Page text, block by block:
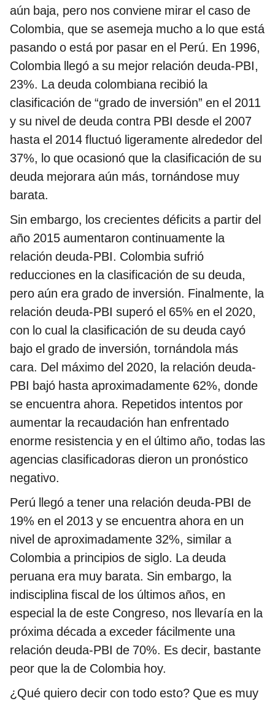
aún baja, pero nos conviene mirar el caso de
Colombia, que se asemeja mucho a lo que está
pasando o está por pasar en el Perú. En 1996,
Colombia llegó a su mejor relación deuda-PBI,
23%. La deuda colombiana recibió la
clasificación de “grado de inversión” en el 2011
y su nivel de deuda contra PBI desde el 2007
hasta el 2014 fluctuó ligeramente alrededor del
37%, lo que ocasionó que la clasificación de su
deuda mejorara aún más, tornándose muy
barata.
Sin embargo, los crecientes déficits a partir del
año 2015 aumentaron continuamente la
relación deuda-PBI. Colombia sufrió
reducciones en la clasificación de su deuda,
pero aún era grado de inversión. Finalmente, la
relación deuda-PBI superó el 65% en el 2020,
con lo cual la clasificación de su deuda cayó
bajo el grado de inversión, tornándola más
cara. Del máximo del 2020, la relación deuda-
PBI bajó hasta aproximadamente 62%, donde
se encuentra ahora. Repetidos intentos por
aumentar la recaudación han enfrentado
enorme resistencia y en el último año, todas las
agencias clasificadoras dieron un pronóstico
negativo.
Perú llegó a tener una relación deuda-PBI de
19% en el 2013 y se encuentra ahora en un
nivel de aproximadamente 32%, similar a
Colombia a principios de siglo. La deuda
peruana era muy barata. Sin embargo, la
indisciplina fiscal de los últimos años, en
especial la de este Congreso, nos llevaría en la
próxima década a exceder fácilmente una
relación deuda-PBI de 70%. Es decir, bastante
peor que la de Colombia hoy.
¿Qué quiero decir con todo esto? Que es muy